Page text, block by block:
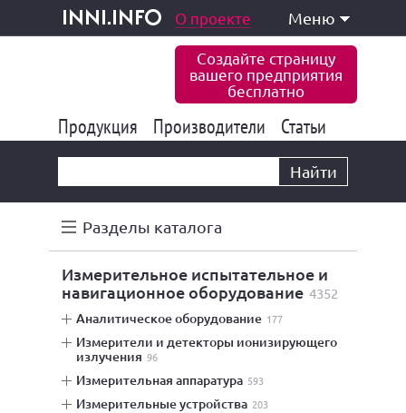
inni.info
и услуги О проекте Меню
Создайте страницу
вашего предприятия
бесплатно
Продукция 177 824
Производители 6 766
Статьи
Найти
Разделы каталога
измерительное испытательное и
навигационное оборудование 4352
аналитическое оборудование 177
измерители и детекторы ионизирующего
излучения 96
измерительная аппаратура 593
измерительные устройства 203